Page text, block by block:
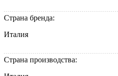
Страна бренда:
Италия
Страна производства: